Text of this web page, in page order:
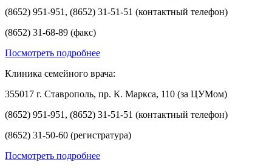
(8652) 951-951, (8652) 31-51-51 (контактный телефон)
(8652) 31-68-89 (факс)
Посмотреть подробнее
Клиника семейного врача:
355017 г. Ставрополь, пр. К. Маркса, 110 (за ЦУМом)
(8652) 951-951, (8652) 31-51-51 (контактный телефон)
(8652) 31-50-60 (регистратура)
Посмотреть подробнее